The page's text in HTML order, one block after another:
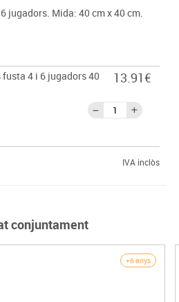
jugadors. Mida: 40 cm x 40 cm.
fusta 4 i 6 jugadors 40
13.91€
IVA inclòs
conjuntament
+6 anys